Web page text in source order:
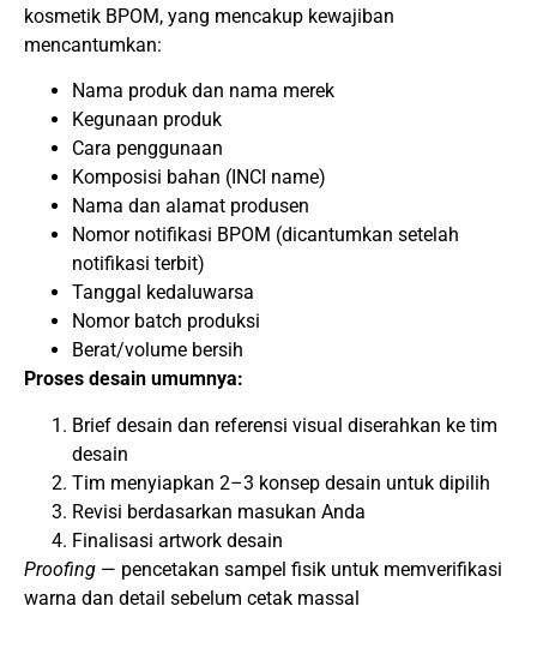
kosmetik BPOM, yang mencakup kewajiban
mencantumkan:
Nama produk dan nama merek
Kegunaan produk
Cara penggunaan
Komposisi bahan (INCI name)
Nama dan alamat produsen
Nomor notifikasi BPOM (dicantumkan setelah
notifikasi terbit)
Tanggal kedaluwarsa
Nomor batch produksi
Berat/volume bersih
Proses desain umumnya:
Brief desain dan referensi visual diserahkan ke tim
desain
Tim menyiapkan 2–3 konsep desain untuk dipilih
Revisi berdasarkan masukan Anda
Finalisasi artwork desain
Proofing — pencetakan sampel fisik untuk memverifikasi
warna dan detail sebelum cetak massal